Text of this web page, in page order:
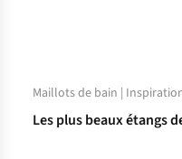
Maillots de bain |
Les plus beaux étangs